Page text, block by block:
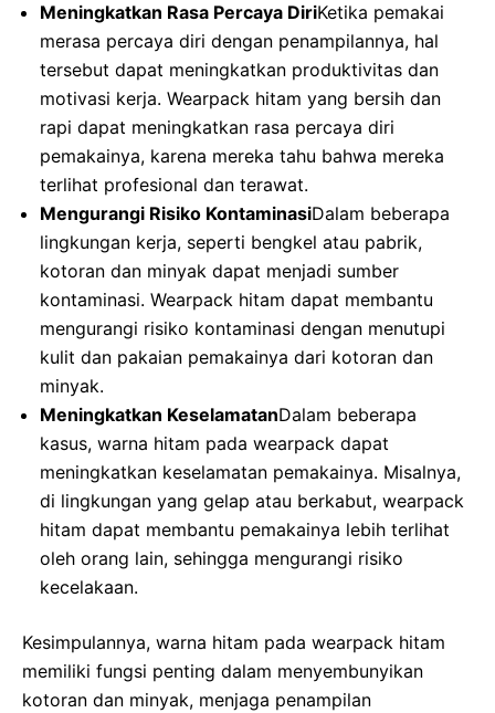
Meningkatkan Rasa Percaya DiriKetika pemakai
merasa percaya diri dengan penampilannya, hal
tersebut dapat meningkatkan produktivitas dan
motivasi kerja. Wearpack hitam yang bersih dan
rapi dapat meningkatkan rasa percaya diri
pemakainya, karena mereka tahu bahwa mereka
terlihat profesional dan terawat.
Mengurangi Risiko KontaminasiDalam beberapa
lingkungan kerja, seperti bengkel atau pabrik,
kotoran dan minyak dapat menjadi sumber
kontaminasi. Wearpack hitam dapat membantu
mengurangi risiko kontaminasi dengan menutupi
kulit dan pakaian pemakainya dari kotoran dan
minyak.
Meningkatkan KeselamatanDalam beberapa
kasus, warna hitam pada wearpack dapat
meningkatkan keselamatan pemakainya. Misalnya,
di lingkungan yang gelap atau berkabut, wearpack
hitam dapat membantu pemakainya lebih terlihat
oleh orang lain, sehingga mengurangi risiko
kecelakaan.
Kesimpulannya, warna hitam pada wearpack hitam
memiliki fungsi penting dalam menyembunyikan
kotoran dan minyak, menjaga penampilan